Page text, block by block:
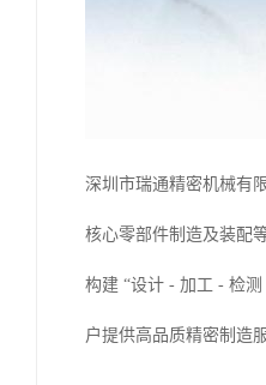
深圳市瑞通精密机械有
核心零部件制造及装配
构建 “设计 - 加工 - 检
户提供高品质精密制造服